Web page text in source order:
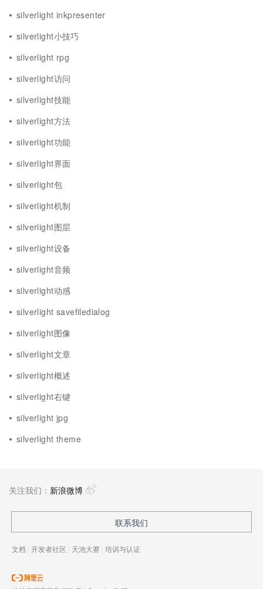
silverlight inkpresenter
silverlight小技巧
silverlight rpg
silverlight访问
silverlight技能
silverlight方法
silverlight功能
silverlight界面
silverlight包
silverlight机制
silverlight图层
silverlight设备
silverlight音频
silverlight动感
silverlight savefiledialog
silverlight图像
silverlight文章
silverlight概述
silverlight右键
silverlight jpg
silverlight theme
关注我们： 新浪微博
联系我们
文档 | 开发者社区 | 天池大赛 | 培训与认证